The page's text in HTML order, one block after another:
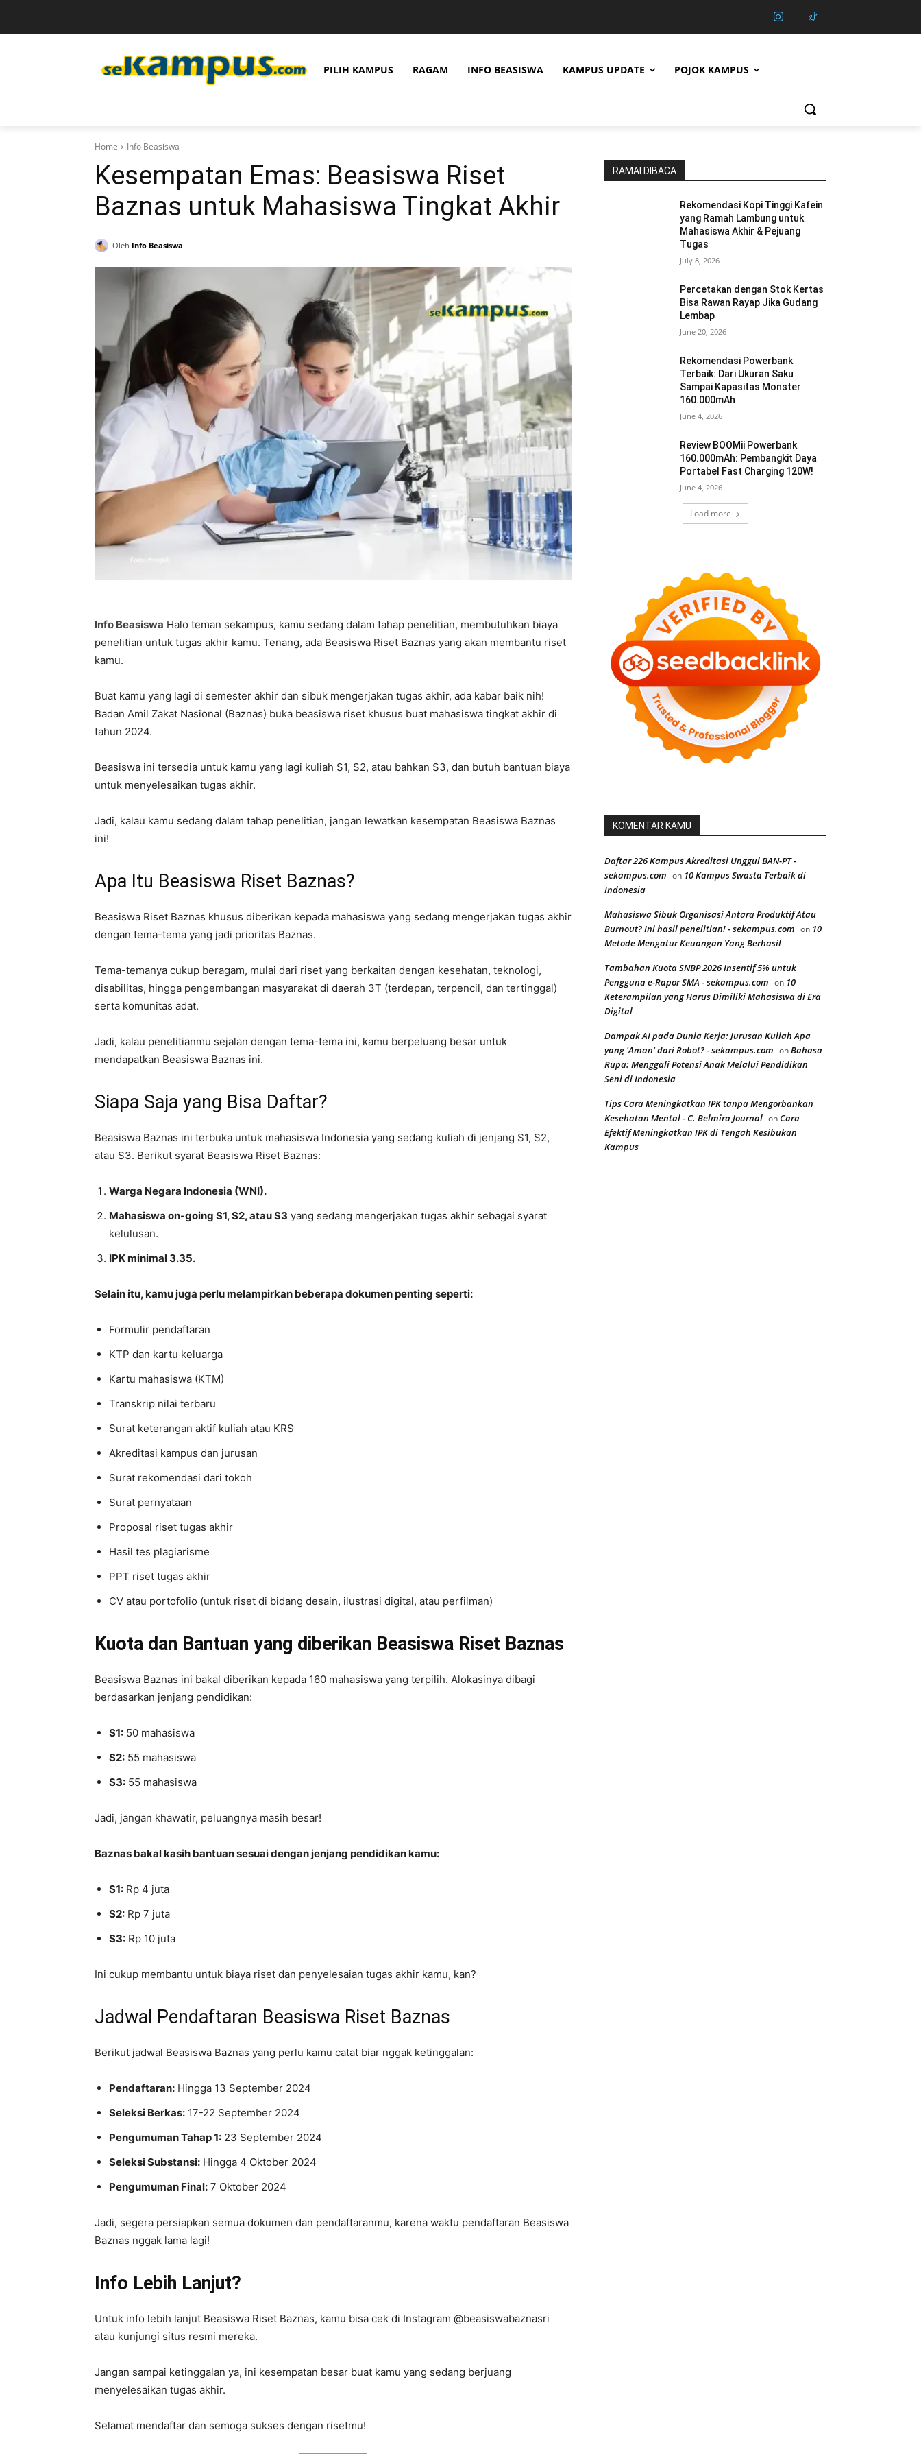
PILIH KAMPUS RAGAM INFO BEASISWA KAMPUS UPDATE POJOK KAMPUS
Home Info Beasiswa
Kesempatan Emas: Beasiswa Riset
Baznas untuk Mahasiswa Tingkat Akhir
Oleh Info Beasiswa
Info Beasiswa Halo teman sekampus, kamu sedang dalam tahap penelitian, membutuhkan biaya
penelitian untuk tugas akhir kamu. Tenang, ada Beasiswa Riset Baznas yang akan membantu riset
kamu.
Buat kamu yang lagi di semester akhir dan sibuk mengerjakan tugas akhir, ada kabar baik nih!
Badan Amil Zakat Nasional (Baznas) buka beasiswa riset khusus buat mahasiswa tingkat akhir di
tahun 2024.
Beasiswa ini tersedia untuk kamu yang lagi kuliah S1, S2, atau bahkan S3, dan butuh bantuan biaya
untuk menyelesaikan tugas akhir.
Jadi, kalau kamu sedang dalam tahap penelitian, jangan lewatkan kesempatan Beasiswa Baznas
ini!
Apa Itu Beasiswa Riset Baznas?
Beasiswa Riset Baznas khusus diberikan kepada mahasiswa yang sedang mengerjakan tugas akhir
dengan tema-tema yang jadi prioritas Baznas.
Tema-temanya cukup beragam, mulai dari riset yang berkaitan dengan kesehatan, teknologi,
disabilitas, hingga pengembangan masyarakat di daerah 3T (terdepan, terpencil, dan tertinggal)
serta komunitas adat.
Jadi, kalau penelitianmu sejalan dengan tema-tema ini, kamu berpeluang besar untuk
mendapatkan Beasiswa Baznas ini.
Siapa Saja yang Bisa Daftar?
Beasiswa Baznas ini terbuka untuk mahasiswa Indonesia yang sedang kuliah di jenjang S1, S2,
atau S3. Berikut syarat Beasiswa Riset Baznas:
Warga Negara Indonesia (WNI).
Mahasiswa on-going S1, S2, atau S3 yang sedang mengerjakan tugas akhir sebagai syarat
kelulusan.
IPK minimal 3.35.
Selain itu, kamu juga perlu melampirkan beberapa dokumen penting seperti:
Formulir pendaftaran
KTP dan kartu keluarga
Kartu mahasiswa (KTM)
Transkrip nilai terbaru
Surat keterangan aktif kuliah atau KRS
Akreditasi kampus dan jurusan
Surat rekomendasi dari tokoh
Surat pernyataan
Proposal riset tugas akhir
Hasil tes plagiarisme
PPT riset tugas akhir
CV atau portofolio (untuk riset di bidang desain, ilustrasi digital, atau perfilman)
Kuota dan Bantuan yang diberikan Beasiswa Riset Baznas
Beasiswa Baznas ini bakal diberikan kepada 160 mahasiswa yang terpilih. Alokasinya dibagi
berdasarkan jenjang pendidikan:
S1: 50 mahasiswa
S2: 55 mahasiswa
S3: 55 mahasiswa
Jadi, jangan khawatir, peluangnya masih besar!
Baznas bakal kasih bantuan sesuai dengan jenjang pendidikan kamu:
S1: Rp 4 juta
S2: Rp 7 juta
S3: Rp 10 juta
Ini cukup membantu untuk biaya riset dan penyelesaian tugas akhir kamu, kan?
Jadwal Pendaftaran Beasiswa Riset Baznas
Berikut jadwal Beasiswa Baznas yang perlu kamu catat biar nggak ketinggalan:
Pendaftaran: Hingga 13 September 2024
Seleksi Berkas: 17-22 September 2024
Pengumuman Tahap 1: 23 September 2024
Seleksi Substansi: Hingga 4 Oktober 2024
Pengumuman Final: 7 Oktober 2024
Jadi, segera persiapkan semua dokumen dan pendaftaranmu, karena waktu pendaftaran Beasiswa
Baznas nggak lama lagi!
Info Lebih Lanjut?
Untuk info lebih lanjut Beasiswa Riset Baznas, kamu bisa cek di Instagram @beasiswabaznasri
atau kunjungi situs resmi mereka.
Jangan sampai ketinggalan ya, ini kesempatan besar buat kamu yang sedang berjuang
menyelesaikan tugas akhir.
Selamat mendaftar dan semoga sukses dengan risetmu!
RAMAI DIBACA
Rekomendasi Kopi Tinggi Kafein
yang Ramah Lambung untuk
Mahasiswa Akhir & Pejuang
Tugas
July 8, 2026
Percetakan dengan Stok Kertas
Bisa Rawan Rayap Jika Gudang
Lembap
June 20, 2026
Rekomendasi Powerbank
Terbaik: Dari Ukuran Saku
Sampai Kapasitas Monster
160.000mAh
June 4, 2026
Review BOOMii Powerbank
160.000mAh: Pembangkit Daya
Portabel Fast Charging 120W!
June 4, 2026
Load more
KOMENTAR KAMU
Daftar 226 Kampus Akreditasi Unggul BAN-PT -
sekampus.com on 10 Kampus Swasta Terbaik di
Indonesia
Mahasiswa Sibuk Organisasi Antara Produktif Atau
Burnout? Ini hasil penelitian! - sekampus.com on 10
Metode Mengatur Keuangan Yang Berhasil
Tambahan Kuota SNBP 2026 Insentif 5% untuk
Pengguna e-Rapor SMA - sekampus.com on 10
Keterampilan yang Harus Dimiliki Mahasiswa di Era
Digital
Dampak AI pada Dunia Kerja: Jurusan Kuliah Apa
yang 'Aman' dari Robot? - sekampus.com onBahasa
Rupa: Menggali Potensi Anak Melalui Pendidikan
Seni di Indonesia
Tips Cara Meningkatkan IPK tanpa Mengorbankan
Kesehatan Mental - C. Belmira Journal onCara
Efektif Meningkatkan IPK di Tengah Kesibukan
Kampus